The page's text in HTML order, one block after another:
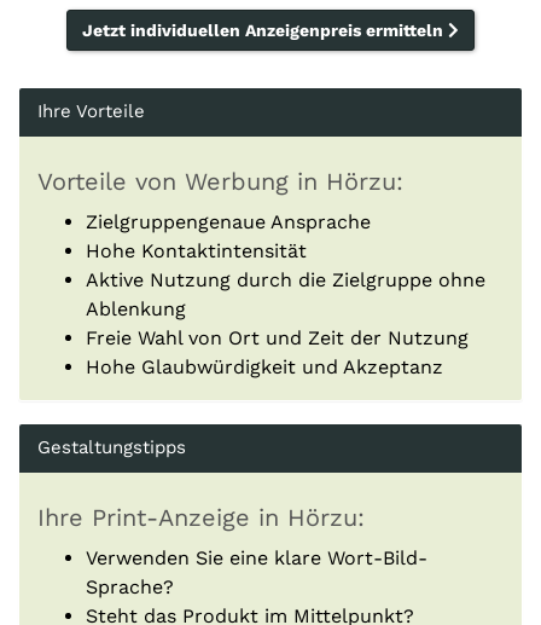
Jetzt individuellen Anzeigenpreis ermitteln
Ihre Vorteile
Vorteile von Werbung in Hörzu:
Zielgruppengenaue Ansprache
Hohe Kontaktintensität
Aktive Nutzung durch die Zielgruppe ohne
Ablenkung
Freie Wahl von Ort und Zeit der Nutzung
Hohe Glaubwürdigkeit und Akzeptanz
Gestaltungstipps
Ihre Print-Anzeige in Hörzu:
Verwenden Sie eine klare Wort-Bild-
Sprache?
Steht das Produkt im Mittelpunkt?